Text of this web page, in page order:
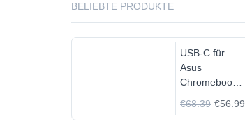
BELIEBTE PRODUKTE
USB-C für
Asus
Chromebook
€68.39 €56.99